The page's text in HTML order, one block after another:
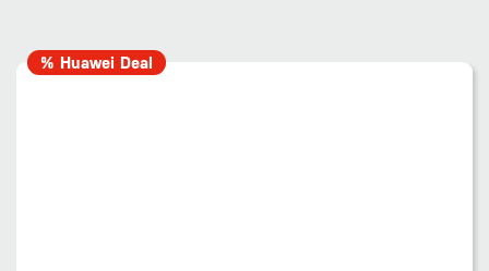
% Huawei Deal